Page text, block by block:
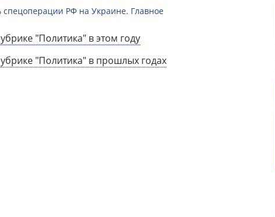
РФ на Украине. Главное
"Политика" в этом году
"Политика" в прошлых годах